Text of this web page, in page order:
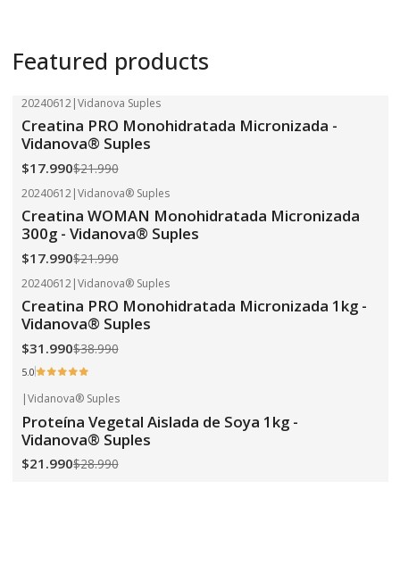
Featured products
-18% OFF
20240612|Vidanova Suples
Creatina PRO Monohidratada Micronizada -
Vidanova® Suples
$17.990$21.990
-18% OFF
20240612|Vidanova® Suples
Creatina WOMAN Monohidratada Micronizada
300g - Vidanova® Suples
$17.990$21.990
-18% OFF
20240612|Vidanova® Suples
Creatina PRO Monohidratada Micronizada 1kg -
Vidanova® Suples
$31.990$38.990
5.0
-24% OFF
|Vidanova® Suples
Proteína Vegetal Aislada de Soya 1kg -
Vidanova® Suples
$21.990$28.990